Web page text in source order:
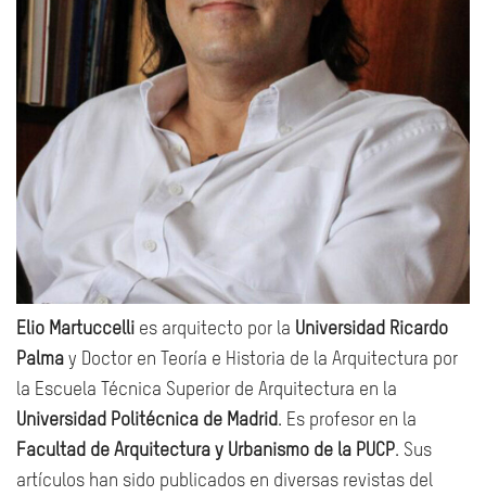
Elio Martuccelli es arquitecto por la Universidad Ricardo
Palma y Doctor en Teoría e Historia de la Arquitectura por
la Escuela Técnica Superior de Arquitectura en la
Universidad Politécnica de Madrid. Es profesor en la
Facultad de Arquitectura y Urbanismo de la PUCP. Sus
artículos han sido publicados en diversas revistas del